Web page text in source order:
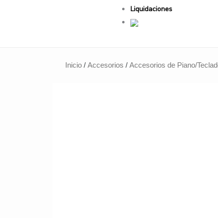
Liquidaciones
Inicio /Accesorios /Accesorios de Piano/